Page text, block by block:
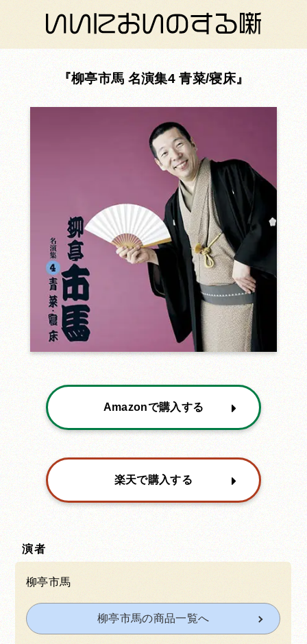
柳亭市馬 名演集4 青菜/寝床
Amazonで購入する
楽天で購入する
演者
柳亭市馬
柳亭市馬の商品一覧へ